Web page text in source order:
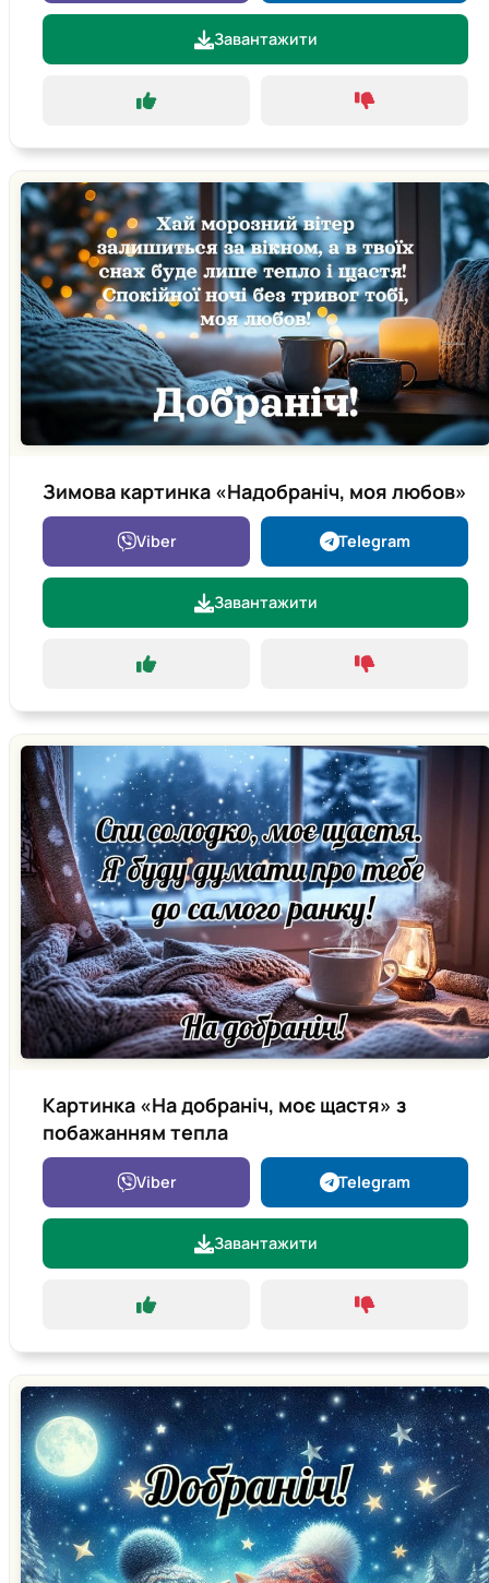
Завантажити
Зимова картинка «Надобраніч, моя любов»
Viber Telegram
Завантажити
Картинка «На добраніч, моє щастя» з
побажанням тепла
Viber Telegram
Завантажити